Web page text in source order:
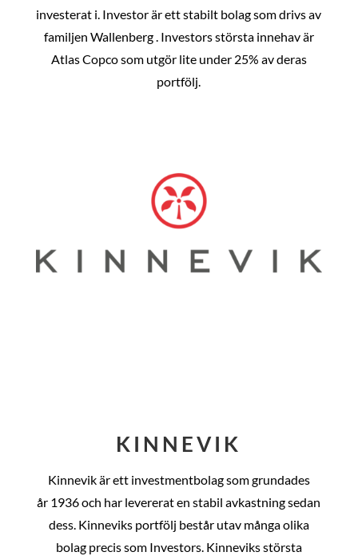
investerat i. Investor är ett stabilt bolag som drivs av
familjen Wallenberg . Investors största innehav är
Atlas Copco som utgör lite under 25% av deras
portfölj.
KINNEVIK
Kinnevik är ett investmentbolag som grundades
år 1936 och har levererat en stabil avkastning sedan
dess. Kinneviks portfölj består utav många olika
bolag precis som Investors. Kinneviks största